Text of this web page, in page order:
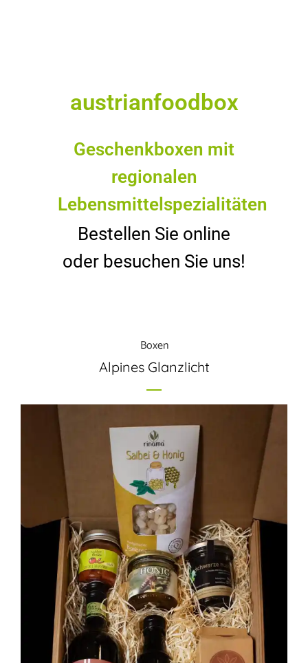
austrianfoodbox
Geschenkboxen mit
regionalen
Lebensmittelspezialitäten
Bestellen Sie online
oder besuchen Sie uns!
Boxen
Alpines Glanzlicht